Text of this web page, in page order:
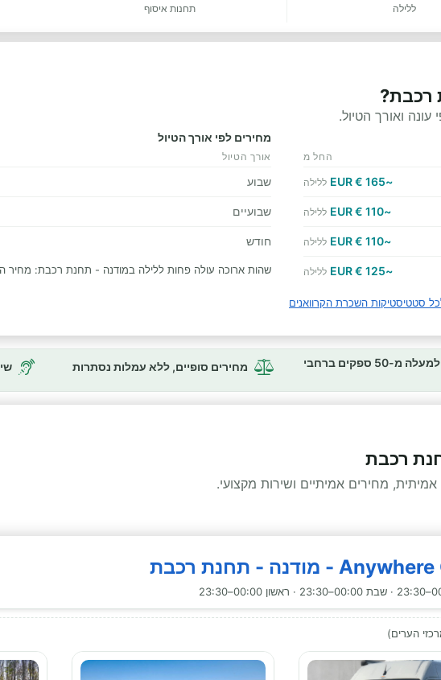
ללילה תחנות איסוף
רכבת?
ואורך הטיול.
החל מ
~165 € EUR ללילה
~110 € EUR ללילה
~110 € EUR ללילה
~125 € EUR ללילה
מחירים לפי אורך הטיול
אורך הטיול
שבוע
שבועיים
חודש
שהות ארוכה עולה פחות ללילה במודנה - תחנת רכבת: מחיר
סטטיסטיקות השכרת הקרוואנים
השוואה בין למעלה מ-50 ספקים ברחבי
מחירים סופיים, ללא עמלות נסתרות
רכבת
מחירים אמיתיים ושירות מקצועי.
הערים)